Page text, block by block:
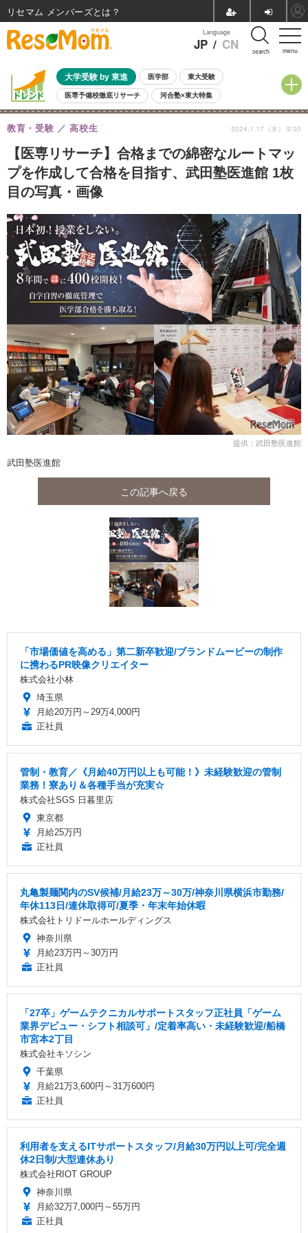
menu
Language
JP / CN search
大学受験 by 東進 医学部 東大受験
医専予備校徹底リサーチ 河合塾×東大特集
親子で考える大学選び 高校受験 中学受験 小学校受験
共通テスト 夏休み
8月開催イベント・WS 全国公立高校 過去問 人気記事
自由研究教材（小学生向け） 自由研究教材（中学生向け） ランキング
【医専リサーチ】合格までの綿密なルートマッ
プを作成して合格を目指す、武田塾医進館 1枚
目の写真・画像
教育・受験 高校生 2024.1.17（水） 9:00
提供：武田塾医進館
武田塾医進館
この記事へ戻る
「市場価値を高める」第二新卒歓迎/ブランドムービーの制作
に携わるPR映像クリエイター
株式会社小林
埼玉県
月給20万円～29万4,000円
正社員
管制・教育／《月給40万円以上も可能！》未経験歓迎の管制
業務！寮あり＆各種手当が充実☆
株式会社SGS 日暮里店
東京都
月給25万円
正社員
丸亀製麺関内のSV候補/月給23万～30万/神奈川県横浜市勤務/
年休113日/連休取得可/夏季・年末年始休暇
株式会社トリドールホールディングス
神奈川県
月給23万円～30万円
正社員
「27卒」ゲームテクニカルサポートスタッフ正社員「ゲーム
業界デビュー・シフト相談可」/定着率高い・未経験歓迎/船橋
市宮本2丁目
株式会社キソシン
千葉県
月給21万3,600円～31万600円
正社員
利用者を支えるITサポートスタッフ/月給30万円以上可/完全週
休2日制/大型連休あり
株式会社RIOT GROUP
神奈川県
月給32万7,000円～55万円
正社員
リセマム メンバーズ